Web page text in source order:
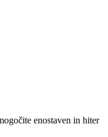
enostaven in hiter